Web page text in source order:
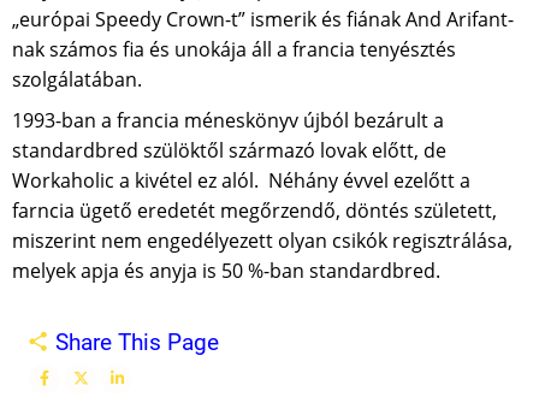
„európai Speedy Crown-t” ismerik és fiának And Arifant-
nak számos fia és unokája áll a francia tenyésztés
szolgálatában.
1993-ban a francia méneskönyv újból bezárult a
standardbred szülöktől származó lovak előtt, de
Workaholic a kivétel ez alól. Néhány évvel ezelőtt a
farncia ügető eredetét megőrzendő, döntés született,
miszerint nem engedélyezett olyan csikók regisztrálása,
melyek apja és anyja is 50 %-ban standardbred.
Share This Page